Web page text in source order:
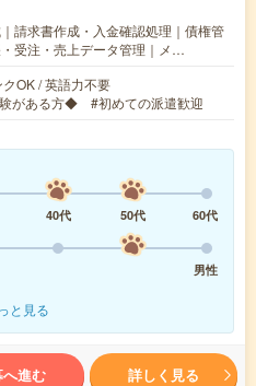
請求書作成・入金確認処理｜債権管
受注・売上データ管理｜メ…
OK / 英語力不要
がある方◆ #初めての派遣歓迎
40代 50代
60代
男性
と見る
へ進む 詳しく見る